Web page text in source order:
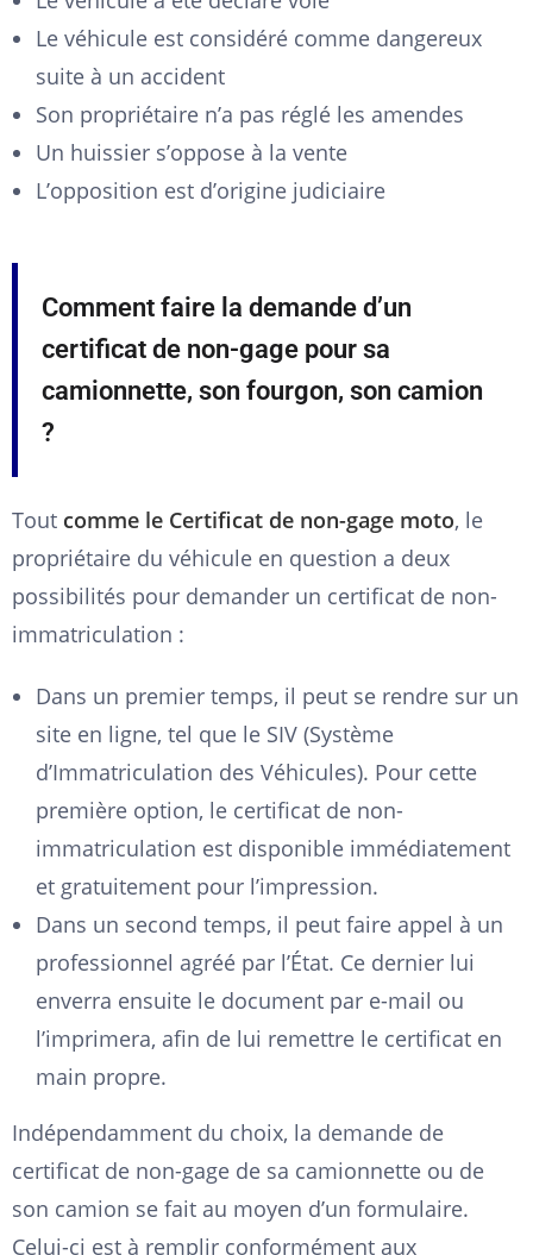
Le véhicule est considéré comme dangereux
suite à un accident
Son propriétaire n’a pas réglé les amendes
Un huissier s’oppose à la vente
L’opposition est d’origine judiciaire
Comment faire la demande d’un
certificat de non-gage pour sa
camionnette, son fourgon, son camion
?
Tout comme le Certificat de non-gage moto, le
propriétaire du véhicule en question a deux
possibilités pour demander un certificat de non-
immatriculation :
Dans un premier temps, il peut se rendre sur un
site en ligne, tel que le SIV (Système
d’Immatriculation des Véhicules). Pour cette
première option, le certificat de non-
immatriculation est disponible immédiatement
et gratuitement pour l’impression.
Dans un second temps, il peut faire appel à un
professionnel agréé par l’État. Ce dernier lui
enverra ensuite le document par e-mail ou
l’imprimera, afin de lui remettre le certificat en
main propre.
Indépendamment du choix, la demande de
certificat de non-gage de sa camionnette ou de
son camion se fait au moyen d’un formulaire.
Celui-ci est à remplir conformément aux